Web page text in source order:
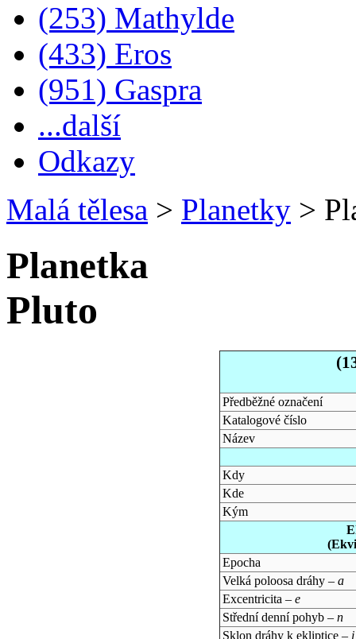
(253) Mathylde
(433) Eros
(951) Gaspra
...další
Odkazy
Malá tělesa > Planetky >
Planetka
Pluto
Předběžné označení
Katalogové číslo
Název
Kdy
Kde
Kým
Epocha
Velká poloosa dráhy – a
Excentricita – e
Střední denní pohyb – n
Sklon dráhy k ekliptice – i